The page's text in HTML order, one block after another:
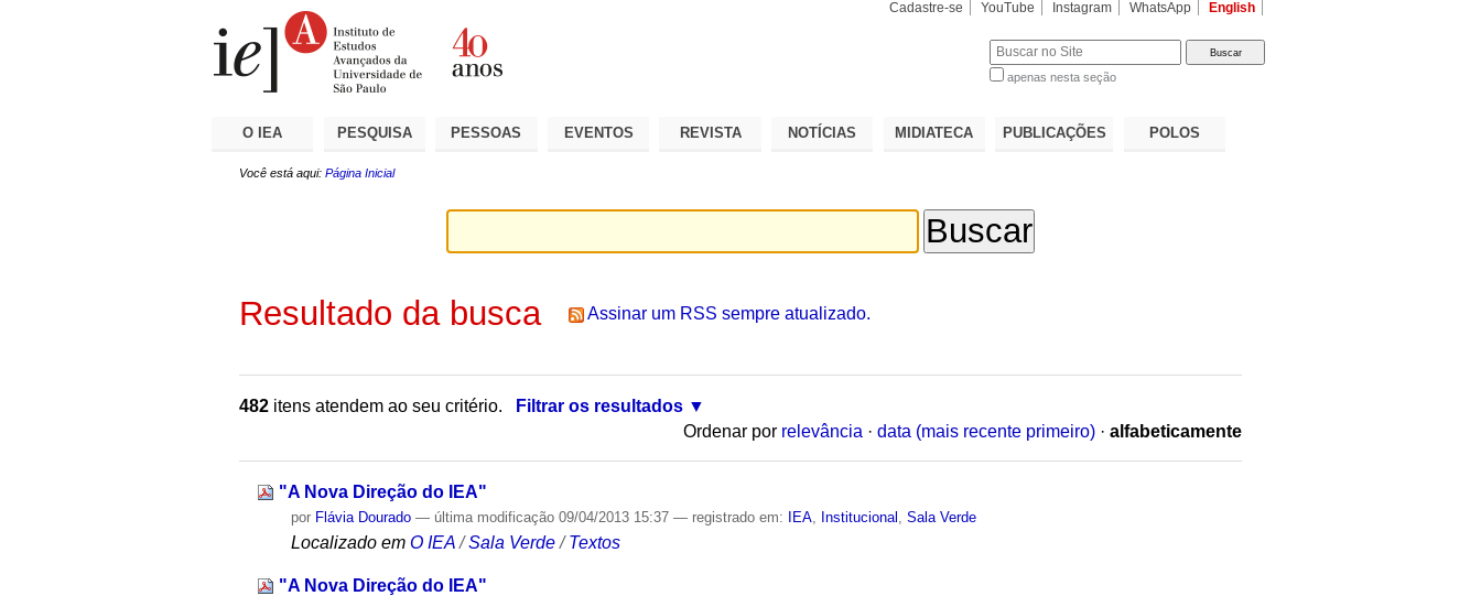
Cadastre-se YouTube Instagram WhatsApp English
apenas nesta seção
O IEA PESQUISA PESSOAS EVENTOS REVISTA NOTÍCIAS MIDIATECA PUBLICAÇÕES POLOS
Você está aqui: Página Inicial
Resultado da busca Assinar um RSS sempre atualizado.
482 itens atendem ao seu critério.
Filtrar os resultados
Ordenar por relevância · data (mais recente primeiro) · alfabeticamente
"A Nova Direção do IEA"
por Flávia Dourado — última modificação 09/04/2013 15:37— registrado em: IEA Institucional ,Sala Verde
Localizado em O IEA /Sala Verde /Textos
"A Nova Direção do IEA"